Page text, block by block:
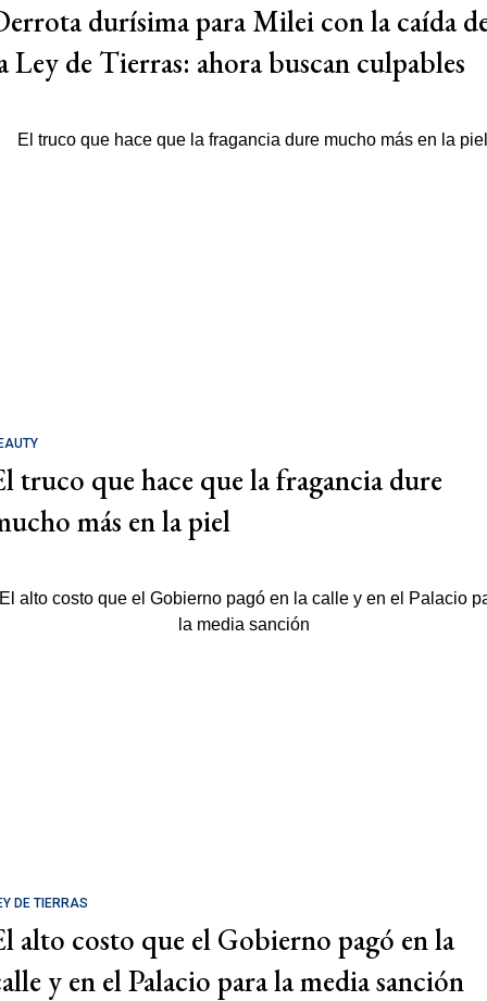
durísima para Milei con la caída
Ley de Tierras: ahora buscan culpables
truco que hace que la fragancia dure
más en la piel
DE TIERRAS
alto costo que el Gobierno pagó en la
y en el Palacio para la media sanción